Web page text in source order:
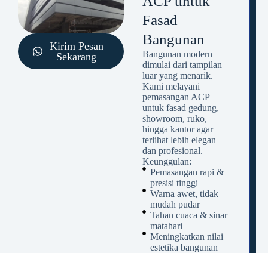
Kirim Pesan
Sekarang
Fasad
Bangunan
Bangunan modern
dimulai dari tampilan
luar yang menarik.
Kami melayani
pemasangan ACP
untuk fasad gedung,
showroom, ruko,
hingga kantor agar
terlihat lebih elegan
dan profesional.
Keunggulan:
Pemasangan rapi &
presisi tinggi
Warna awet, tidak
mudah pudar
Tahan cuaca & sinar
matahari
Meningkatkan nilai
estetika bangunan